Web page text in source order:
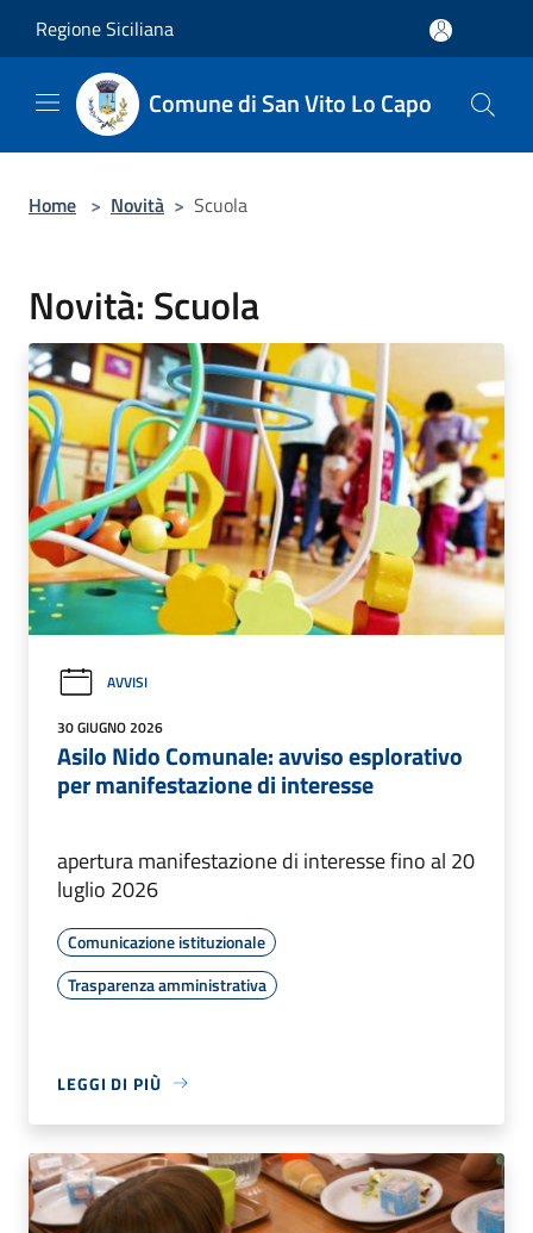
Regione Siciliana
Comune di San Vito Lo Capo
Home > Novità > Scuola
Novità: Scuola
AVVISI
30 GIUGNO 2026
Asilo Nido Comunale: avviso esplorativo
per manifestazione di interesse
apertura manifestazione di interesse fino al 20
luglio 2026
Comunicazione istituzionale
Trasparenza amministrativa
LEGGI DI PIÙ